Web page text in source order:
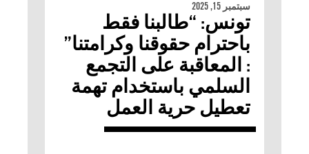
سبتمبر 15, 2025
تونس: “طالبنا فقط
باحترام حقوقنا وكرامتنا”
: المعاقبة على التجمع
السلمي باستخدام تهمة
تعطيل حرية العمل